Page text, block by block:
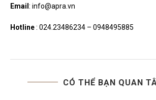
Email : info@apra.vn
Hotline: 024.23486234 – 0948495885
CÓ THỂ BẠN QUAN